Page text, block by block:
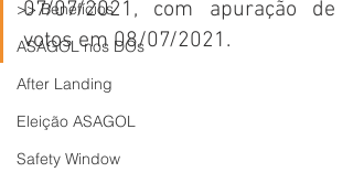
>> Benefícios
ASAGOL nos DOs
After Landing
Eleição ASAGOL
Safety Window
07/07/2021, com apuração de
votos em 08/07/2021.